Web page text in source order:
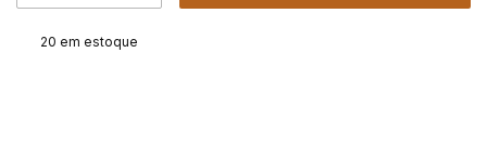
20 em estoque